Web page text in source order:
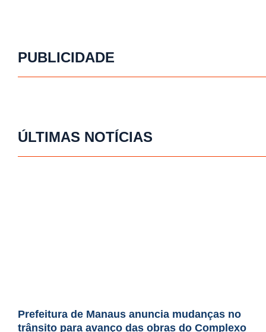
PUBLICIDADE
ÚLTIMAS NOTÍCIAS
Prefeitura de Manaus anuncia mudanças no
trânsito para avanço das obras do Complexo